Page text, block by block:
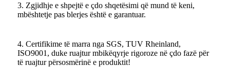
3. Zgjidhje e shpejtë e çdo shqetësimi që mund të keni,
mbështetje pas blerjes është e garantuar.
4. Certifikime të marra nga SGS, TUV Rheinland,
ISO9001, duke ruajtur mbikëqyrje rigoroze në çdo fazë për
të ruajtur përsosmërinë e produktit!